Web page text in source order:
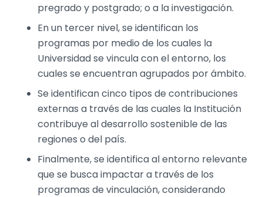
pregrado y postgrado; o a la investigación.
En un tercer nivel, se identifican los
programas por medio de los cuales la
Universidad se vincula con el entorno, los
cuales se encuentran agrupados por ámbito.
Se identifican cinco tipos de contribuciones
externas a través de las cuales la Institución
contribuye al desarrollo sostenible de las
regiones o del país.
Finalmente, se identifica al entorno relevante
que se busca impactar a través de los
programas de vinculación, considerando